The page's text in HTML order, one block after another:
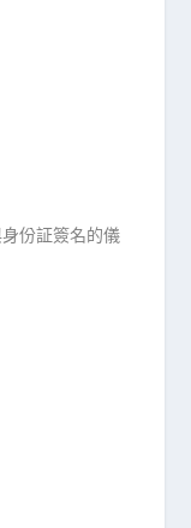
份証簽名的儀